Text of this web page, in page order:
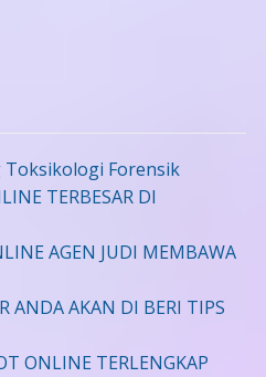
Forensik
TERBESAR DI
AGEN JUDI MEMBAWA
ANDA AKAN DI BERI TIPS
ONLINE TERLENGKAP